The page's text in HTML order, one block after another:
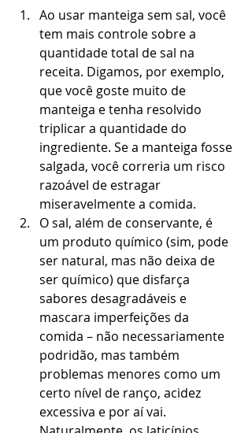
Ao usar manteiga sem sal, você
tem mais controle sobre a
quantidade total de sal na
receita. Digamos, por exemplo,
que você goste muito de
manteiga e tenha resolvido
triplicar a quantidade do
ingrediente. Se a manteiga fosse
salgada, você correria um risco
razoável de estragar
miseravelmente a comida.
O sal, além de conservante, é
um produto químico (sim, pode
ser natural, mas não deixa de
ser químico) que disfarça
sabores desagradáveis e
mascara imperfeições da
comida – não necessariamente
podridão, mas também
problemas menores como um
certo nível de ranço, acidez
excessiva e por aí vai.